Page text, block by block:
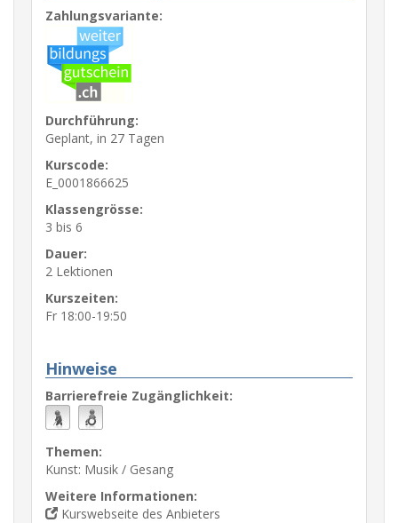
Zahlungsvariante:
Durchführung:
Geplant, in 27 Tagen
Kurscode:
E_0001866625
Klassengrösse:
3 bis 6
Dauer:
2 Lektionen
Kurszeiten:
Fr 18:00-19:50
Hinweise
Barrierefreie Zugänglichkeit:
Themen:
Kunst: Musik / Gesang
Weitere Informationen:
Kurswebseite des Anbieters